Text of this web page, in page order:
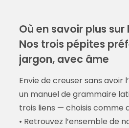
Où en savoir plus sur
Nos trois pépites
jargon, avec âme
Envie de creuser sans avoir
un manuel de grammaire
trois liens — choisis comme
• Retrouvez l’ensemble de